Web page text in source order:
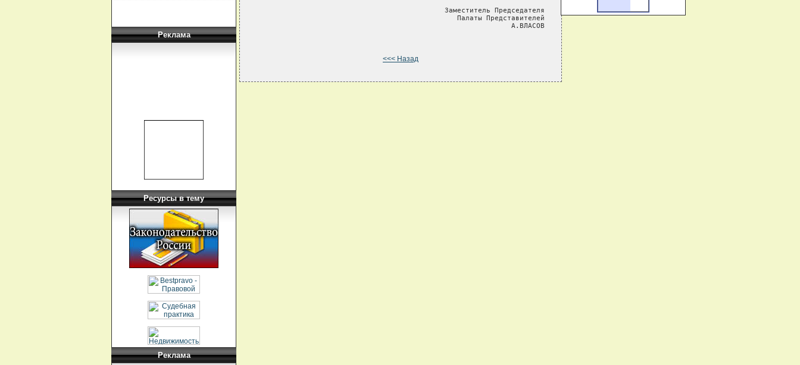
Реклама
Ресурсы в тему
Реклама
                                             Заместитель Председателя
                                                Палаты Представителей
                                                             А.ВЛАСОВ
<<< Назад